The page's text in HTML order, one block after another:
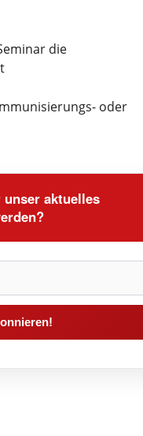
die
oder
unser aktuelles